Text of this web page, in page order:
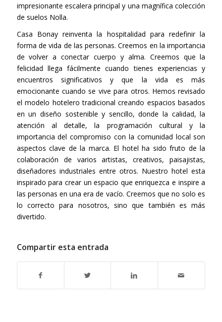
impresionante escalera principal y una magnífica colección
de suelos Nolla.
Casa Bonay reinventa la hospitalidad para redefinir la
forma de vida de las personas. Creemos en la importancia
de volver a conectar cuerpo y alma. Creemos que la
felicidad llega fácilmente cuando tienes experiencias y
encuentros significativos y que la vida es más
emocionante cuando se vive para otros. Hemos revisado
el modelo hotelero tradicional creando espacios basados
en un diseño sostenible y sencillo, donde la calidad, la
atención al detalle, la programación cultural y la
importancia del compromiso con la comunidad local son
aspectos clave de la marca. El hotel ha sido fruto de la
colaboración de varios artistas, creativos, paisajistas,
diseñadores industriales entre otros. Nuestro hotel esta
inspirado para crear un espacio que enriquezca e inspire a
las personas en una era de vacío. Creemos que no solo es
lo correcto para nosotros, sino que también es más
divertido.
Compartir esta entrada